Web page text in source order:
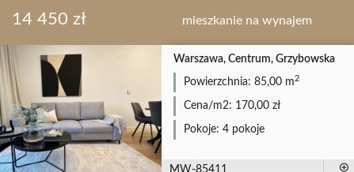
14 450 zł mieszkanie na wynajem
Warszawa, Centrum, Grzybowska
Powierzchnia: 85,00 m 2
Cena/m2: 170,00 zł
Pokoje: 4 pokoje
MW-85411